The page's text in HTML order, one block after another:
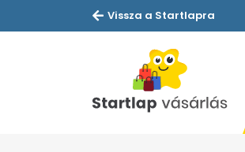
Vissza a Startlapra